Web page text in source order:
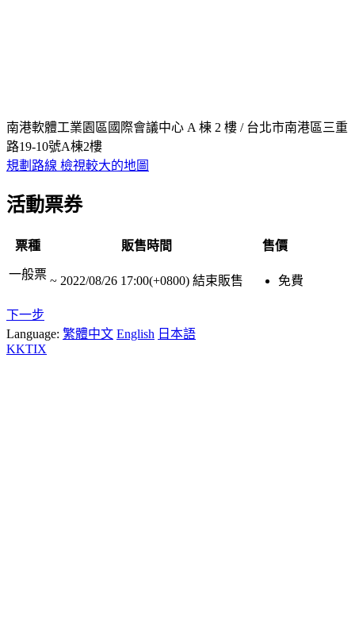
南港軟體工業園區國際會議中心 A 棟 2 樓 / 台北市南港區三重
路19-10號A棟2樓
規劃路線 檢視較大的地圖
活動票券
票種 販售時間 售價
一般票 ~ 2022/08/26 17:00(+0800) 結束販售 免費
下一步
Language: 繁體中文 English 日本語
KKTIX